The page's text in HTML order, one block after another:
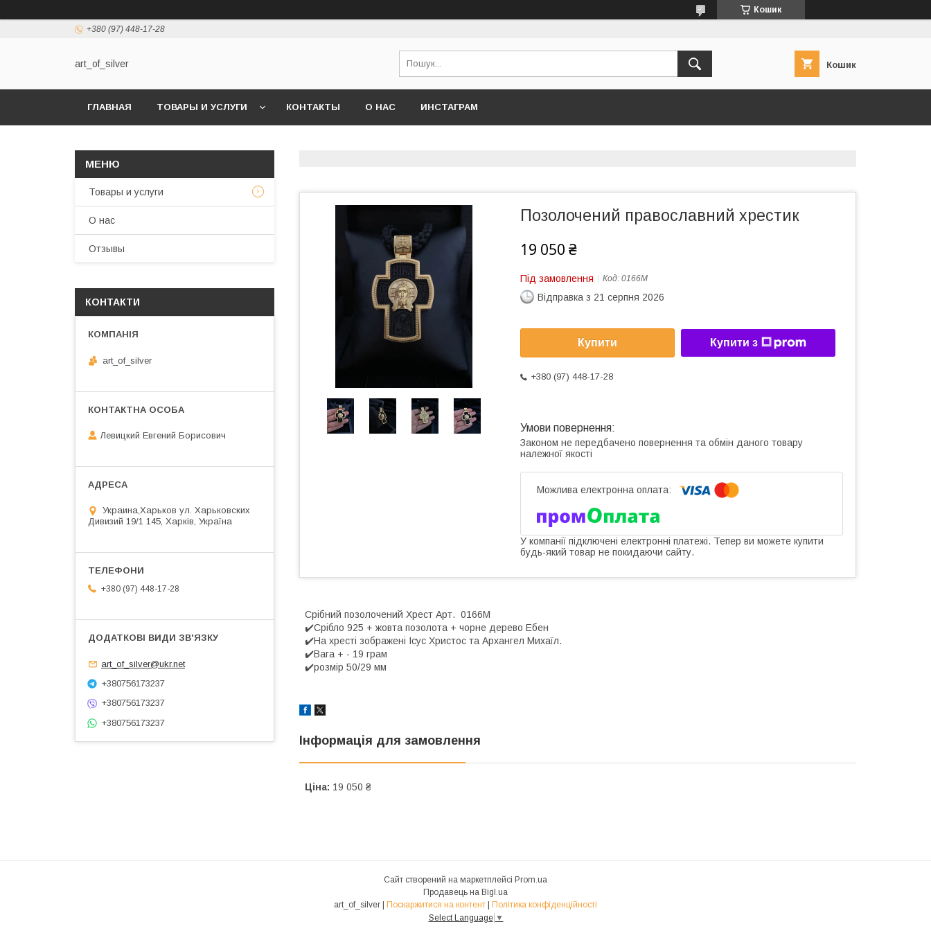
Кошик
+380 (97) 448-17-28
art_of_silver Кошик
ГЛАВНАЯ ТОВАРЫ И УСЛУГИ КОНТАКТЫ О НАС ИНСТАГРАМ
Позолочений православний хрестик
19 050 ₴
Під замовлення Код: 0166М
Відправка з 21 серпня 2026
Купити Купити з
+380 (97) 448-17-28
Законом не передбачено повернення та обмін даного товару
належної якості
У компанії підключені електронні платежі. Тепер ви можете купити
будь-який товар не покидаючи сайту.
Срібний позолочений Хрест Арт. 0166М
✔️Срібло 925 + жовта позолота + чорне дерево Ебен
✔️На хресті зображені Ісус Христос та Архангел Михаїл.
✔️Вага + - 19 грам
✔️розмір 50/29 мм
Інформація для замовлення
Ціна: 19 050 ₴
Товары и услуги
О нас
Отзывы
КОНТАКТИ
art_of_silver
Левицкий Евгений Борисович
Украина,Харьков ул. Харьковских
Дивизий 19/1 145, Харків, Україна
+380 (97) 448-17-28
art_of_silver@ukr.net
+380756173237
+380756173237
+380756173237
Сайт створений на маркетплейсі Prom.ua
Продавець на Bigl.ua
Поскаржитися на контент
Політика конфіденційності
Select Language ▼